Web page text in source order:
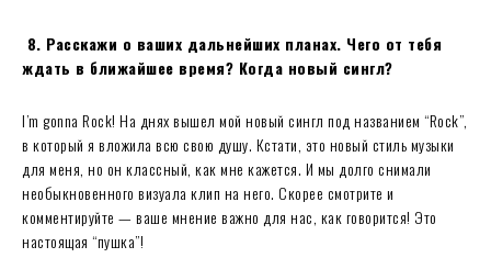
8. Расскажи о ваших дальнейших планах. Чего от тебя
ждать в ближайшее время? Когда новый сингл?
I’m gonna Rock! На днях вышел мой новый сингл под названием “Rock”,
в который я вложила всю свою душу. Кстати, это новый стиль музыки
для меня, но он классный, как мне кажется. И мы долго снимали
необыкновенного визуала клип на него. Скорее смотрите и
комментируйте — ваше мнение важно для нас, как говорится! Это
настоящая “пушка”!